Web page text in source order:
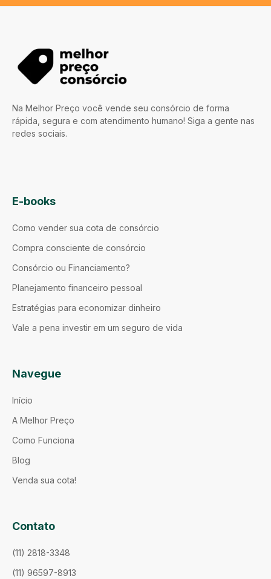
Na Melhor Preço você vende seu consórcio de forma
rápida, segura e com atendimento humano! Siga a gente nas
redes sociais.
E-books
Como vender sua cota de consórcio
Compra consciente de consórcio
Consórcio ou Financiamento?
Planejamento financeiro pessoal
Estratégias para economizar dinheiro
Vale a pena investir em um seguro de vida
Navegue
Início
A Melhor Preço
Como Funciona
Blog
Venda sua cota!
Contato
(11) 2818-3348
(11) 96597-8913